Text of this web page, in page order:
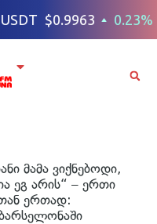
მამა ვიქნებოდი,
ეგ არის“ – ერთი
ერთად: